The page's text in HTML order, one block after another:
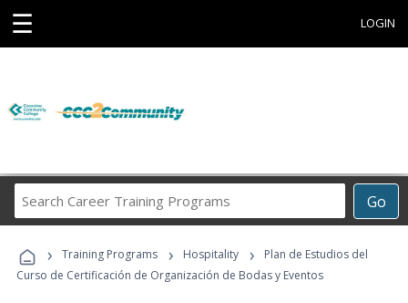
☰ LOGIN
Go
Career
Programs
› Training Programs › Hospitality ›
Plan de Estudios del
Curso de Certificación de Organización de Bodas y Eventos